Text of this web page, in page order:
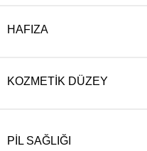
HAFIZA
KOZMETIK DÜZEY
PIL SAĞLIĞI